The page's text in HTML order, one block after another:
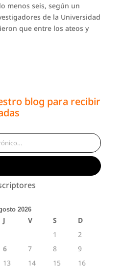
menos seis, según un
de la Universidad
que entre los ateos y
blog para recibir
2026
J V S
D
1
2
6 7 8
9
13 14 15
16